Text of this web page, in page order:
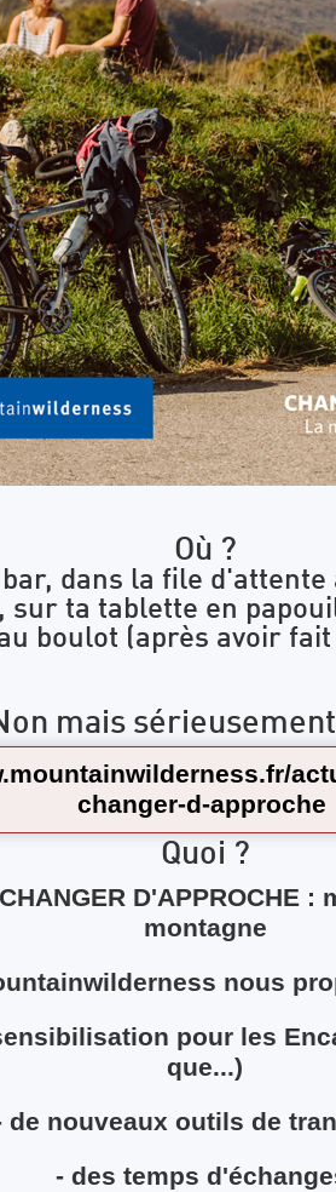
Où ?
dans la file d'attente
sur ta tablette en
boulot (après avoir
mais sérieusement
changer-d-approche
Quoi ?
D'APPROCHE :
montagne
nous
pour les
que...)
de nouveaux outils de
- des temps